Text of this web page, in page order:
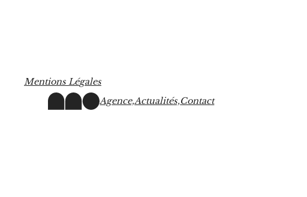
Mentions Légales
Agence,Actualités,Contact